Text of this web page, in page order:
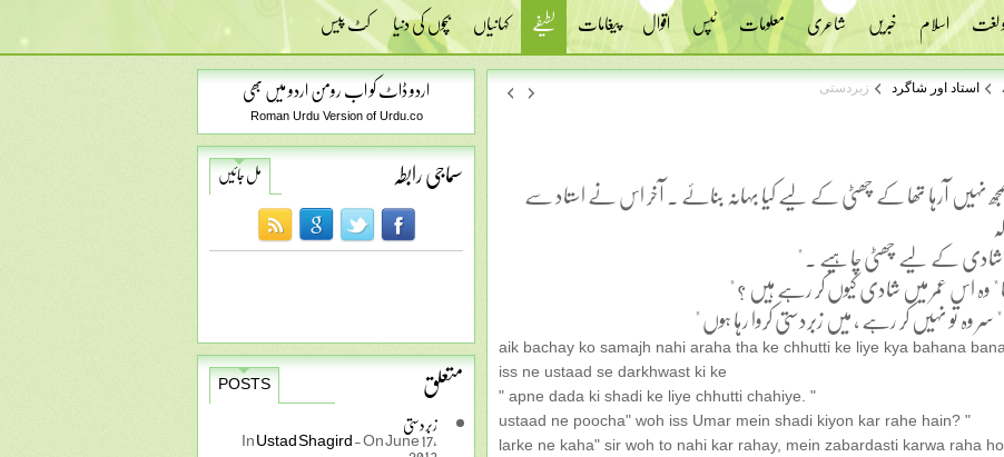
لغت اسلام خبریں شاعری معلومات ٹپس اقوال پیغامات لطیفے کہانیاں بچوں کی دنیا کٹ پیس
اردو ڈاٹ کو اب رومن اردو میں بھی
Roman Urdu Version of Urdu.co
سماجی رابطہ مل جائیں
متعلق
POSTS
زبردستی
InUstad Shagird-On June 17,
استاد اور شاگرد زبردستی
نہیں آرہا تھا کے چھٹی کے لیے کیا بہانہ بنائے . آخر اس نے استاد سے
شادی کے لیے چھٹی چاہیے . "
" وہ اس عمر میں شادی کیوں کر رہے ہیں ؟ "
وہ تو نہیں کر رہے ، میں زبردستی کروا رہا ہوں "
aik bachay ko samajh nahi araha tha ke chhutti ke liye kya bahana
iss ne ustaad se darkhwast ki ke
" apne dada ki shadi ke liye chhutti chahiye. "
ustaad ne poocha" woh iss Umar mein shadi kiyon kar rahe hain? "
larke ne kaha" sir woh to nahi kar rahay, mein zabardasti karwa raha